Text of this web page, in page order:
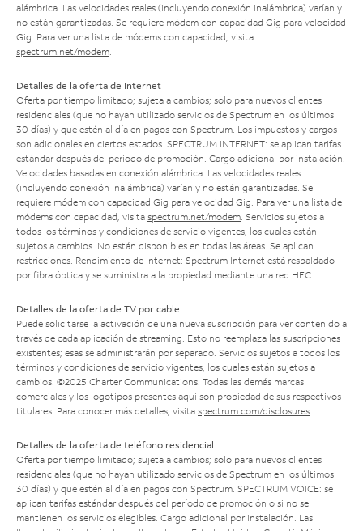
alámbrica. Las velocidades reales (incluyendo conexión inalámbrica) varían y
no están garantizadas. Se requiere módem con capacidad Gig para velocidad
Gig. Para ver una lista de módems con capacidad, visita
spectrum.net/modem
Detalles de la oferta de Internet
Oferta por tiempo limitado; sujeta a cambios; solo para nuevos clientes
residenciales (que no hayan utilizado servicios de Spectrum en los últimos
30 días) y que estén al día en pagos con Spectrum. Los impuestos y cargos
son adicionales en ciertos estados. SPECTRUM INTERNET: se aplican tarifas
estándar después del período de promoción. Cargo adicional por instalación.
Velocidades basadas en conexión alámbrica. Las velocidades reales
(incluyendo conexión inalámbrica) varían y no están garantizadas. Se
requiere módem con capacidad Gig para velocidad Gig. Para ver una lista de
módems con capacidad, visita spectrum.net/modem . Servicios sujetos a
todos los términos y condiciones de servicio vigentes, los cuales están
sujetos a cambios. No están disponibles en todas las áreas. Se aplican
restricciones. Rendimiento de Internet: Spectrum Internet está respaldado
por fibra óptica y se suministra a la propiedad mediante una red HFC.
Detalles de la oferta de TV por cable
Puede solicitarse la activación de una nueva suscripción para ver contenido a
través de cada aplicación de streaming. Esto no reemplaza las suscripciones
existentes; esas se administrarán por separado. Servicios sujetos a todos los
términos y condiciones de servicio vigentes, los cuales están sujetos a
cambios. ©2025 Charter Communications. Todas las demás marcas
comerciales y los logotipos presentes aquí son propiedad de sus respectivos
titulares. Para conocer más detalles, visita spectrum.com/disclosures
Detalles de la oferta de teléfono residencial
Oferta por tiempo limitado; sujeta a cambios; solo para nuevos clientes
residenciales (que no hayan utilizado servicios de Spectrum en los últimos
30 días) y que estén al día en pagos con Spectrum. SPECTRUM VOICE: se
aplican tarifas estándar después del período de promoción o si no se
mantienen los servicios elegibles. Cargo adicional por instalación. Las